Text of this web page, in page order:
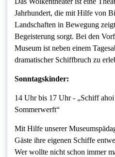
Jahrhundert, die mit Hilfe von
Landschaften in Bewegung
Begeisterung sorgt. Bei den
Museum ist neben einem
dramatischer Schiffbruch zu
Sonntagskinder:
14 Uhr bis 17 Uhr ‐ „Schiff
Sommerwerft“
Mit Hilfe unserer
Gäste ihre eigenen Schiffe
Wer wollte nicht schon immer